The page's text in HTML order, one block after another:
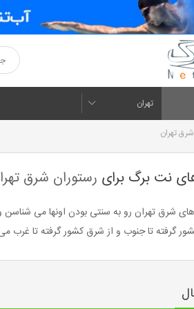
تهران
تهران
نت برگ برای رستوران شرق
های شرق تهران رو به سنتی بودن اونها می شناسن
گرفته تا جنوب و از شرق کشور گرفته تا غرب